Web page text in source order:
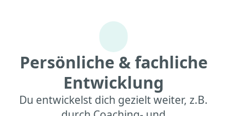
Persönliche & fachliche
Entwicklung
Du entwickelst dich gezielt weiter, z.B.